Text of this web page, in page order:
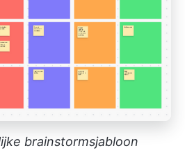
brainstormsjabloon